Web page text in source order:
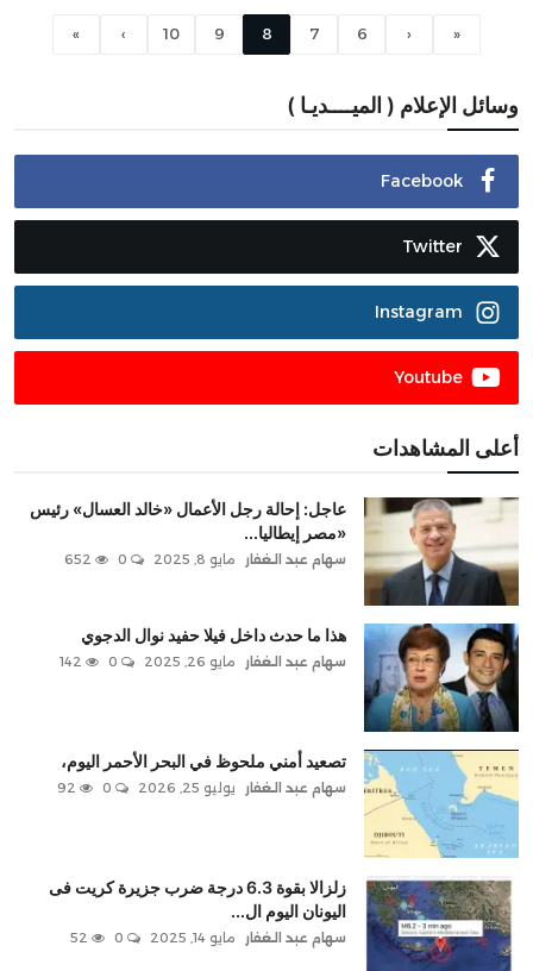
«
‹
6
7
8
9
10
›
»
وسائل الإعلام ( الميــــديـا )
Facebook
Twitter
Instagram
Youtube
أعلى المشاهدات
عاجل: إحالة رجل الأعمال «خالد العسال» رئيس
«مصر إيطاليا...
سهام عبد الغفار مايو 8, 2025
هذا ما حدث داخل فيلا حفيد نوال الدجوي
سهام عبد الغفار مايو 26, 2025
تصعيد أمني ملحوظ في البحر الأحمر اليوم،
سهام عبد الغفار يوليو 25, 2026
زلزالا بقوة 6.3 درجة ضرب جزيرة كريت فى
اليونان اليوم ال...
سهام عبد الغفار مايو 14, 2025